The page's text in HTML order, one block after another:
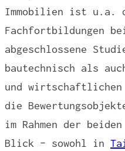
Immobilien ist u.a.
Fachfortbildungen
abgeschlossene
bautechnisch als
und
die
im Rahmen der
Blick – sowohl in